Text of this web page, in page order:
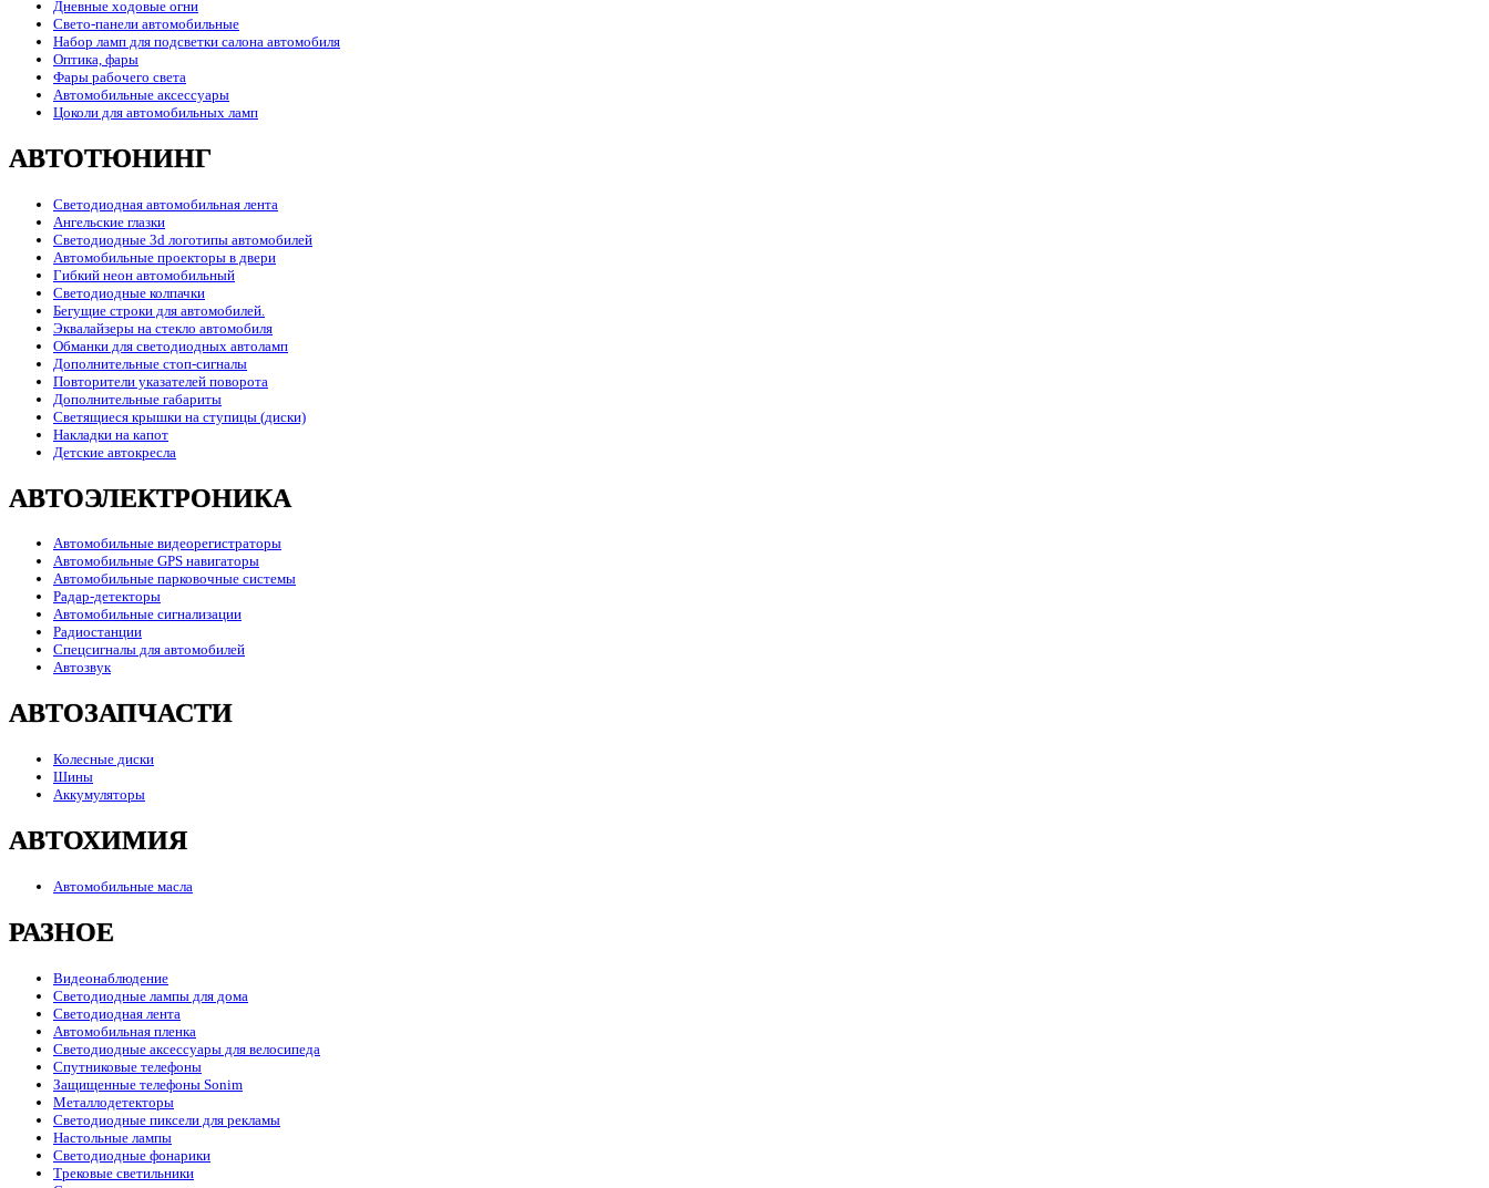
Дневные ходовые огни
Свето-панели автомобильные
Набор ламп для подсветки салона автомобиля
Оптика, фары
Фары рабочего света
Автомобильные аксессуары
Цоколи для автомобильных ламп
АВТОТЮНИНГ
Светодиодная автомобильная лента
Ангельские глазки
Светодиодные 3d логотипы автомобилей
Автомобильные проекторы в двери
Гибкий неон автомобильный
Светодиодные колпачки
Бегущие строки для автомобилей.
Эквалайзеры на стекло автомобиля
Обманки для светодиодных автоламп
Дополнительные стоп-сигналы
Повторители указателей поворота
Дополнительные габариты
Светящиеся крышки на ступицы (диски)
Накладки на капот
Детские автокресла
АВТОЭЛЕКТРОНИКА
Автомобильные видеорегистраторы
Автомобильные GPS навигаторы
Автомобильные парковочные системы
Радар-детекторы
Автомобильные сигнализации
Радиостанции
Спецсигналы для автомобилей
Автозвук
АВТОЗАПЧАСТИ
Колесные диски
Шины
Аккумуляторы
АВТОХИМИЯ
Автомобильные масла
РАЗНОЕ
Видеонаблюдение
Светодиодные лампы для дома
Светодиодная лента
Автомобильная пленка
Светодиодные аксессуары для велосипеда
Спутниковые телефоны
Защищенные телефоны Sonim
Металлодетекторы
Светодиодные пиксели для рекламы
Настольные лампы
Светодиодные фонарики
Трековые светильники